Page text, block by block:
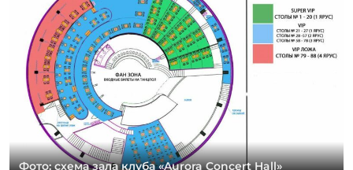
Фото: схема зала клуба «Aurora Concert Hall»